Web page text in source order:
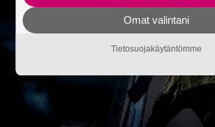
Omat valintani
Tietosuojakäytäntömme